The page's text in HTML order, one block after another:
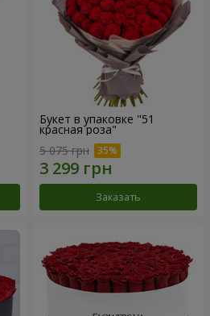
Букет в упаковке "51
красная роза"
5 075 грн
Заказать